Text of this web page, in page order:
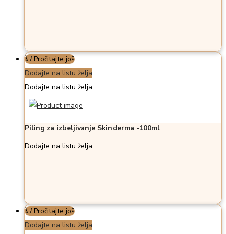
Pročitajte još
Dodajte na listu želja
Dodajte na listu želja
Piling za izbeljivanje Skinderma -100ml
Dodajte na listu želja
Pročitajte još
Dodajte na listu želja